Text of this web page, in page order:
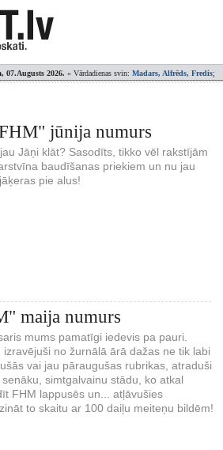
07.Augusts 2026. » Vārdadienas svin: Madars, Alfrēds, Fredis;
jūnija numurs
Jāņi klāt? Sasodīts, tikko vēl rakstījām
baudīšanas priekiem un nu jau
pie alus!
maija numurs
mums pamatīgi iedevis pa pauri.
izravējuši no žurnālā ārā dažas ne tik labi
vai jau pāraugušas rubrikas, atraduši
simtgalvainu stādu, ko atkal
FHM lappusēs un... atļāvušies
to skaitu ar 100 daiļu meiteņu bildēm!